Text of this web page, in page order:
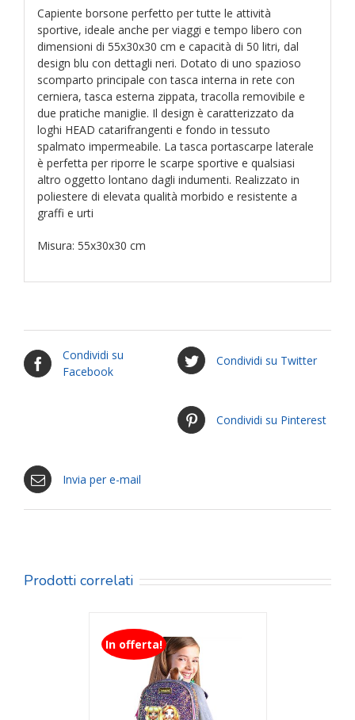
quantità
Capiente borsone perfetto per tutte le attività
sportive, ideale anche per viaggi e tempo libero con
dimensioni di 55x30x30 cm e capacità di 50 litri, dal
design blu con dettagli neri. Dotato di uno spazioso
scomparto principale con tasca interna in rete con
cerniera, tasca esterna zippata, tracolla removibile e
due pratiche maniglie. Il design è caratterizzato da
loghi HEAD catarifrangenti e fondo in tessuto
spalmato impermeabile. La tasca portascarpe laterale
è perfetta per riporre le scarpe sportive e qualsiasi
altro oggetto lontano dagli indumenti. Realizzato in
poliestere di elevata qualità morbido e resistente a
graffi e urti
Misura: 55x30x30 cm
Condividi su
Facebook
Condividi su Twitter
Condividi su Pinterest
Invia per e-mail
Prodotti correlati
In offerta!